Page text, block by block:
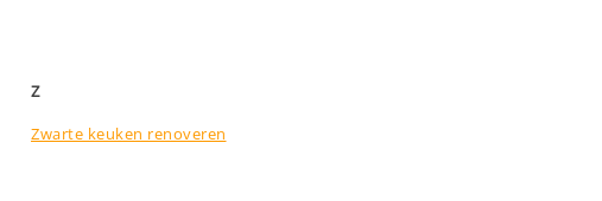
Z
Zwarte keuken renoveren